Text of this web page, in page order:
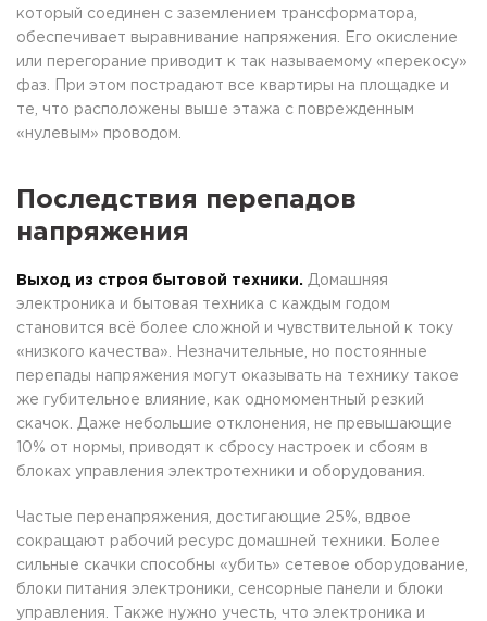
который соединен с заземлением трансформатора,
обеспечивает выравнивание напряжения. Его окисление
или перегорание приводит к так называемому «перекосу»
фаз. При этом пострадают все квартиры на площадке и
те, что расположены выше этажа с поврежденным
«нулевым» проводом.
Последствия перепадов
напряжения
Выход из строя бытовой техники. Домашняя
электроника и бытовая техника с каждым годом
становится всё более сложной и чувствительной к току
«низкого качества». Незначительные, но постоянные
перепады напряжения могут оказывать на технику такое
же губительное влияние, как одномоментный резкий
скачок. Даже небольшие отклонения, не превышающие
10% от нормы, приводят к сбросу настроек и сбоям в
блоках управления электротехники и оборудования.
Частые перенапряжения, достигающие 25%, вдвое
сокращают рабочий ресурс домашней техники. Более
сильные скачки способны «убить» сетевое оборудование,
блоки питания электроники, сенсорные панели и блоки
управления. Также нужно учесть, что электроника и